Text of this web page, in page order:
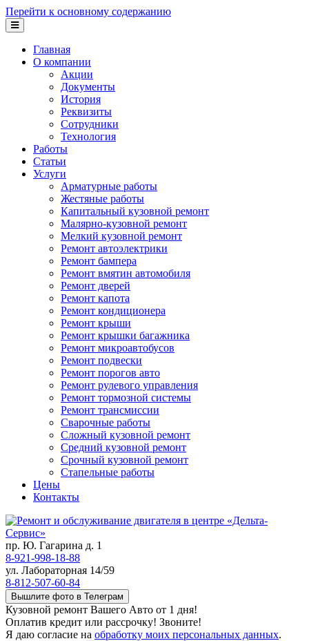
Перейти к основному содержанию
Главная
О компании
Акции
Документы
История
Реквизиты
Сотрудники
Технология
Работы
Статьи
Услуги
Арматурные работы
Жестяные работы
Капитальный кузовной ремонт
Малярно-кузовной ремонт
Мелкий кузовной ремонт
Ремонт автоэлектрики
Ремонт бампера
Ремонт вмятин автомобиля
Ремонт дверей
Ремонт капота
Ремонт кондиционера
Ремонт крыши
Ремонт крышки багажника
Ремонт микроавтобусов
Ремонт подвески
Ремонт порогов авто
Ремонт рулевого управления
Ремонт тормозной системы
Ремонт трансмиссии
Сварочные работы
Сложный кузовной ремонт
Средний кузовной ремонт
Срочный кузовной ремонт
Стапельные работы
Цены
Контакты
пр. Ю. Гагарина д. 1
8-921-998-18-88
ул. Лабораторная 14/59
8-812-507-60-84
Вышлите фото в Телеграм
Кузовной ремонт Вашего Авто от 1 дня!
Оплатив кредит или рассрочку! Звоните!
Я даю согласие на обработку моих персональных данных.